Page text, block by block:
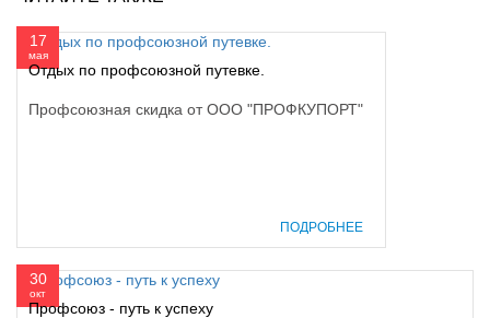
17
мая
Отдых по профсоюзной путевке.
Профсоюзная скидка от ООО "ПРОФКУПОРТ"
ПОДРОБНЕЕ
30
окт
Профсоюз - путь к успеху